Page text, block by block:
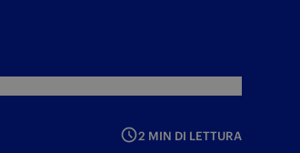
2 MIN DI LETTURA